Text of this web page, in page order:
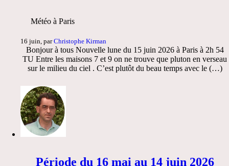
Météo à Paris
16 juin, parChristophe Kirman
Bonjour à tous Nouvelle lune du 15 juin 2026 à Paris à 2h 54
TU Entre les maisons 7 et 9 on ne trouve que pluton en verseau
sur le milieu du ciel . C’est plutôt du beau temps avec le (…)
Période du 16 mai au 14 juin 2026